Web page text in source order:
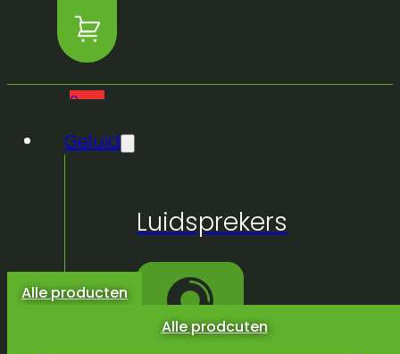
Alle prodcuten
0
producten
winkelwagen.
Geluid
Luidsprekers
Alle producten